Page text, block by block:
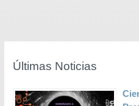
Últimas Noticias